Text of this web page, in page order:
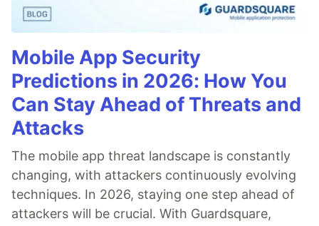
Mobile App Security
Predictions in 2026: How You
Can Stay Ahead of Threats and
Attacks
The mobile app threat landscape is constantly
changing, with attackers continuously evolving
techniques. In 2026, staying one step ahead of
attackers will be crucial. With Guardsquare,